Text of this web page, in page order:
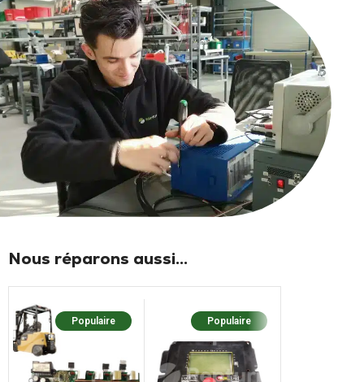
Nous réparons aussi...
Populaire Populaire